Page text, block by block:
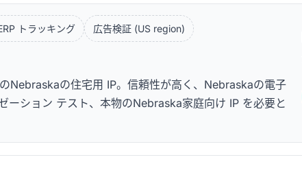
トラッキング 広告検証 (US region)
Nebraskaの住宅用 IP。信頼性が高く、Nebraskaの電子
ーション テスト、本物のNebraska家庭向け IP を必要と